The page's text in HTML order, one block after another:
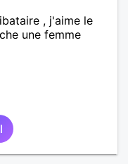
, j'aime le
une femme